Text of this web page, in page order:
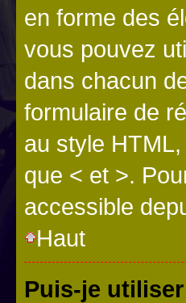
en forme des
vous pouvez
dans chacun
formulaire de
au style
que < et >.
accessible
Haut
Puis-je